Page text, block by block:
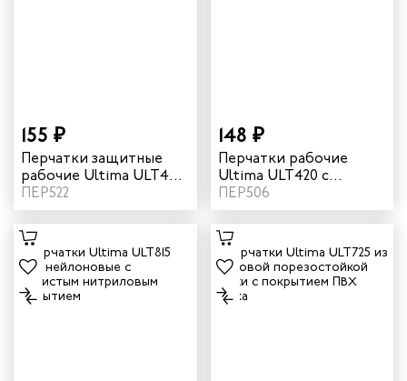
155 ₽
Перчатки защитные
рабочие Ultima ULT440
с нитриловым
покрытием, манжета
крага
ПЕР522
148 ₽
Перчатки рабочие
Ultima ULT420 с
нитриловым
покрытием, манжета
резинка
ПЕР506